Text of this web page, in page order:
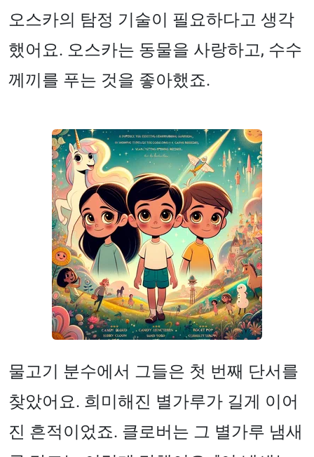
오스카의 탐정 기술이 필요하다고 생각
했어요. 오스카는 동물을 사랑하고, 수수
께끼를 푸는 것을 좋아했죠.
물고기 분수에서 그들은 첫 번째 단서를
찾았어요. 희미해진 별가루가 길게 이어
진 흔적이었죠. 클로버는 그 별가루 냄새